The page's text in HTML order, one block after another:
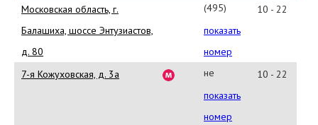
Московская область, г.
Балашиха, шоссе Энтузиастов,
д. 80
(495)
258-
71-
45
показать
номер
10 - 22
7-я Кожуховская, д. 3а
не
указан
показать
номер
10 - 22